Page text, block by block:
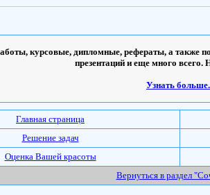
курсовые, дипломные, рефераты, а также
презентаций и еще много всего.
Узнать
Главная страница
Решение задач
Оценка Вашей красоты
Вернуться в раздел